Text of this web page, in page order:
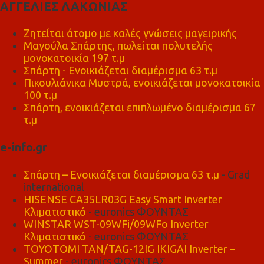
ΑΓΓΕΛΙΕΣ ΛΑΚΩΝΙΑΣ
Ζητείται άτομο με καλές γνώσεις μαγειρικής
Μαγούλα Σπάρτης, πωλείται πολυτελής
μονοκατοικία 197 τ.μ
Σπάρτη - Ενοικιάζεται διαμέρισμα 63 τ.μ
Πικουλιάνικα Μυστρά, ενοικιάζεται μονοκατοικία
100 τ.μ
Σπάρτη, ενοικιάζεται επιπλωμένο διαμέρισμα 67
τ.μ
e-info.gr
Σπάρτη – Ενοικιάζεται διαμέρισμα 63 τ.μ - Grad
international
HISENSE CA35LR03G Easy Smart Inverter
Κλιματιστικό - euronics ΦΟΥΝΤΑΣ
WINSTAR WST-09WFi/09WFo Inverter
Κλιματιστικό - euronics ΦΟΥΝΤΑΣ
TOYOTOMI TAN/TAG-12IG IKIGAI Inverter –
Summer - euronics ΦΟΥΝΤΑΣ